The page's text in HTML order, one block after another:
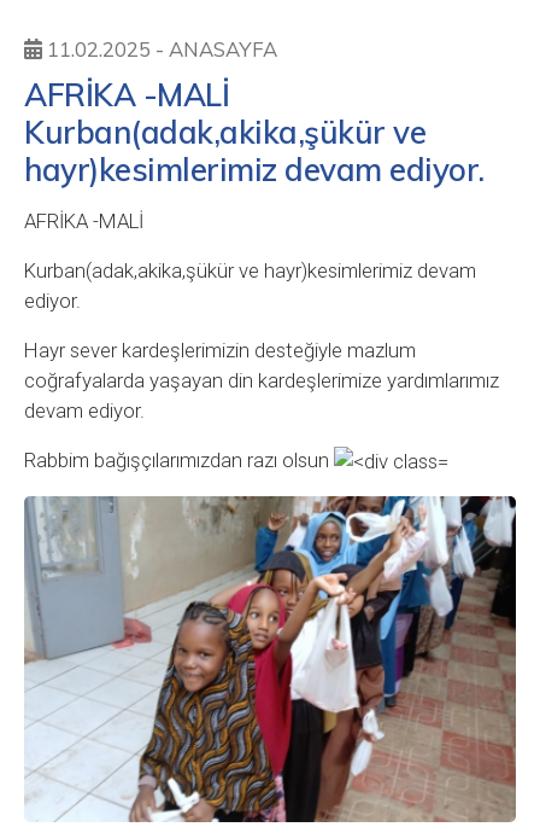
11.02.2025 - ANASAYFA
AFRİKA -MALİ
Kurban(adak,akika,şükür ve
hayr)kesimlerimiz devam ediyor.
AFRİKA -MALİ
Kurban(adak,akika,şükür ve hayr)kesimlerimiz devam
ediyor.
Hayr sever kardeşlerimizin desteğiyle mazlum
coğrafyalarda yaşayan din kardeşlerimize yardımlarımız
devam ediyor.
Rabbim bağışçılarımızdan razı olsun